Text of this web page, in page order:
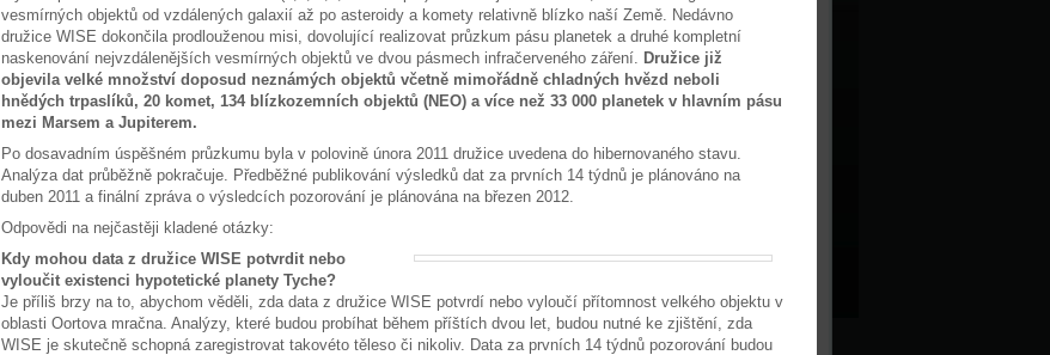
vesmírných objektů od vzdálených galaxií až po asteroidy a komety relativně blízko naší Země. Nedávno
družice WISE dokončila prodlouženou misi, dovolující realizovat průzkum pásu planetek a druhé kompletní
naskenování nejvzdálenějších vesmírných objektů ve dvou pásmech infračerveného záření. Družice již
objevila velké množství doposud neznámých objektů včetně mimořádně chladných hvězd neboli
hnědých trpaslíků, 20 komet, 134 blízkozemních objektů (NEO) a více než 33 000 planetek v hlavním pásu
mezi Marsem a Jupiterem.
Po dosavadním úspěšném průzkumu byla v polovině února 2011 družice uvedena do hibernovaného stavu.
Analýza dat průběžně pokračuje. Předběžné publikování výsledků dat za prvních 14 týdnů je plánováno na
duben 2011 a finální zpráva o výsledcích pozorování je plánována na březen 2012.
Odpovědi na nejčastěji kladené otázky:
Kdy mohou data z družice WISE potvrdit nebo
vyloučit existenci hypotetické planety Tyche?
Je příliš brzy na to, abychom věděli, zda data z družice WISE potvrdí nebo vyloučí přítomnost velkého objektu v
oblasti Oortova mračna. Analýzy, které budou probíhat během příštích dvou let, budou nutné ke zjištění, zda
WISE je skutečně schopná zaregistrovat takovéto těleso či nikoliv. Data za prvních 14 týdnů pozorování budou